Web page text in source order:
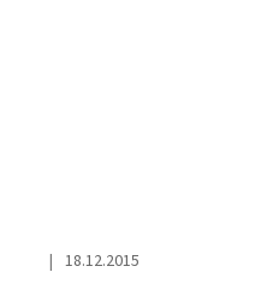
The store rating is 5 out of 5 stars.
| 18.12.2015